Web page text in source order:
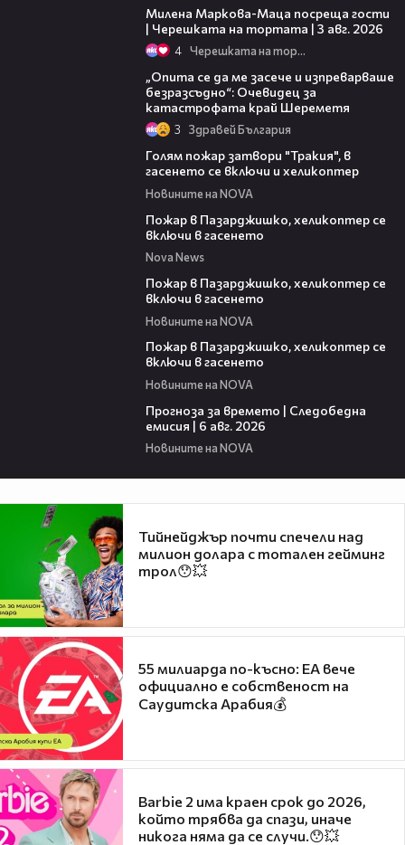
Милена Маркова-Маца посреща гости
| Черешката на тортата | 3 авг. 2026
4 Черешката на тортата
„Опита се да ме засече и изпреварваше
безразсъдно“: Очевидец за
катастрофата край Шереметя
3 Здравей България
Голям пожар затвори "Тракия", в
гасенето се включи и хеликоптер
Новините на NOVA
Пожар в Пазарджишко, хеликоптер се
включи в гасенето
Nova News
Пожар в Пазарджишко, хеликоптер се
включи в гасенето
Новините на NOVA
Пожар в Пазарджишко, хеликоптер се
включи в гасенето
Новините на NOVA
Прогноза за времето | Следобедна
емисия | 6 авг. 2026
Новините на NOVA
Тийнейджър почти спечели над
милион долара с тотален гейминг
трол😯💥
55 милиарда по-късно: EA вече
официално е собственост на
Саудитска Арабия💰
Barbie 2 има краен срок до 2026,
който трябва да спази, иначе
никога няма да се случи.😯💥